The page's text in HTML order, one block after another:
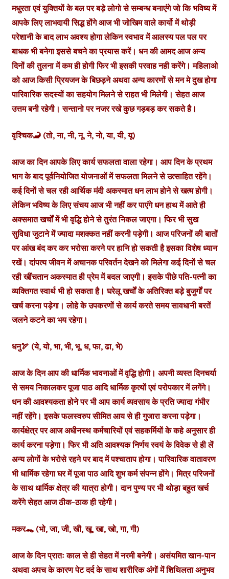
मधुरता एवं युक्तियों के बल पर बड़े लोगो से सम्बन्ध बनाएंगे जो कि भविष्य में
आपके लिए लाभदायी सिद्ध होंगे आज भी जोखिम वाले कार्यो में थोड़ी
परेशानी के बाद लाभ अवश्य होगा लेकिन स्वभाव में आलस्य पल पल पर
बाधक भी बनेगा इससे बचने का प्रयास करें। धन की आमद आज अन्य
दिनों की तुलना में कम ही होगी फिर भी इसकी परवाह नही करेंगे। महिलाओ
को आज किसी प्रियजन के बिछड़ने अथवा अन्य कारणों से मन मे दुख होगा
पारिवारिक सदस्यों का सहयोग मिलने से राहत भी मिलेगी। सेहत आज
उत्तम बनी रहेगी। सन्तानो पर नजर रखे कुछ गड़बड़ कर सकते है।
वृश्चिक🦂 (तो, ना, नी, नू, ने, नो, या, यी, यू)
आज का दिन आपके लिए कार्य सफलता वाला रहेगा। आप दिन के प्रथम
भाग के बाद पूर्वनियोजित योजनाओं में सफलता मिलने से उत्साहित रहेंगे।
कई दिनों से चल रही आर्थिक मंदी अकस्मात धन लाभ होने से खत्म होगी।
लेकिन भविष्य के लिए संचय आज भी नहीं कर पाएंगे धन हाथ में आते ही
अक्समात खर्चों में भी वृद्धि होने से तुरंत निकल जाएगा। फिर भी सुख
सुविधा जुटाने में ज्यादा मशक्कत नहीं करनी पड़ेगी। आज परिजनों की बातों
पर आंख बंद कर कर भरोसा करने पर हानि हो सकती है इसका विशेष ध्यान
रखें। दांपत्य जीवन में अचानक परिवर्तन देखने को मिलेगा कई दिनों से चल
रही खींचतान अकस्मात ही प्रेम में बदल जाएगी। इसके पीछे पति-पत्नी का
व्यक्तिगत स्वार्थ भी हो सकता है। घरेलू खर्चों के अतिरिक्त बड़े बुजुर्गों पर
खर्च करना पड़ेगा। लोहे के उपकरणों से कार्य करते समय सावधानी बरतें
जलने कटने का भय रहेगा।
धनु🏹 (ये, यो, भा, भी, भू, ध, फा, ढा, भे)
आज के दिन आप की धार्मिक भावनाओं में वृद्धि होगी। अपनी व्यस्त दिनचर्या
से समय निकालकर पूजा पाठ आदि धार्मिक कृत्यों एवं परोपकार में लगेंगे।
धन की आवश्यकता होने पर भी आप कार्य व्यवसाय के प्रति ज्यादा गंभीर
नहीं रहेंगे। इसके फलस्वरुप सीमित आय से ही गुजारा करना पड़ेगा।
कार्यक्षेत्र पर आज अधीनस्थ कर्मचारियों एवं सहकर्मियों के कहे अनुसार ही
कार्य करना पड़ेगा। फिर भी अति आवश्यक निर्णय स्वयं के विवेक से ही लें
अन्य लोगों के भरोसे रहने पर बाद में पश्चाताप होगा। पारिवारिक वातावरण
भी धार्मिक रहेगा घर में पूजा पाठ आदि शुभ कर्म संपन्न होंगे। मित्र परिजनों
के साथ धार्मिक क्षेत्र की यात्रा होगी। दान पुण्य पर भी थोड़ा बहुत खर्च
करेंगे सेहत आज ठीक-ठाक ही रहेगी।
मकर🐊 (भो, जा, जी, खी, खू, खा, खो, गा, गी)
आज के दिन प्रातः काल से ही सेहत में नरमी बनेगी। असंयमित खान-पान
अथवा अपच के कारण पेट दर्द के साथ शारीरिक अंगों में शिथिलता अनुभव